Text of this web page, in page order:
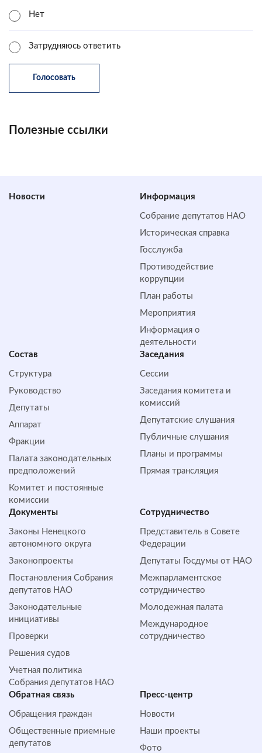
Нет
Затрудняюсь ответить
Полезные ссылки
Новости Информация
Собрание депутатов НАО
Историческая справка
Госслужба
Противодействие
коррупции
План работы
Мероприятия
Информация о
деятельности
Состав
Структура
Руководство
Депутаты
Аппарат
Фракции
Палата законодательных
предположений
Комитет и постоянные
комиссии
Заседания
Сессии
Заседания комитета и
комиссий
Депутатские слушания
Публичные слушания
Планы и программы
Прямая трансляция
Документы
Законы Ненецкого
автономного округа
Законопроекты
Постановления Собрания
депутатов НАО
Законодательные
инициативы
Проверки
Решения судов
Учетная политика
Собрания депутатов НАО
Сотрудничество
Представитель в Совете
Федерации
Депутаты Госдумы от НАО
Межпарламентское
сотрудничество
Молодежная палата
Международное
сотрудничество
Обратная cвязь
Обращения граждан
Общественные приемные
депутатов
Пресс-центр
Новости
Наши проекты
Фото